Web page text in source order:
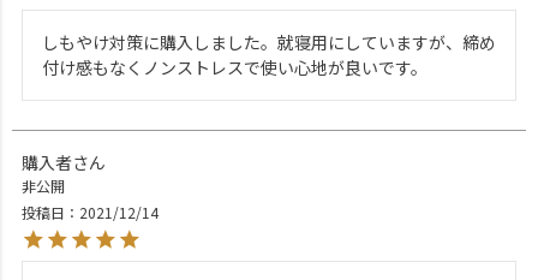
しもやけ対策に購入しました。就寝用にしていますが、締め
付け感もなくノンストレスで使い心地が良いです。
購入者
非公開
投稿日
2021/12/14